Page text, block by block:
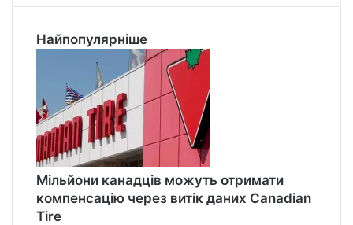
Найпопулярніше
Мільйони канадців можуть отримати
компенсацію через витік даних Canadian
Tire